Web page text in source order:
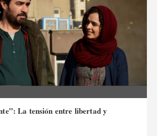
La tensión entre libertad y